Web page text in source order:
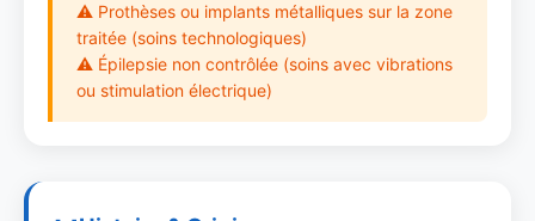
⚠ Prothèses ou implants métalliques sur la zone
traitée (soins technologiques)
⚠ Épilepsie non contrôlée (soins avec vibrations
ou stimulation électrique)